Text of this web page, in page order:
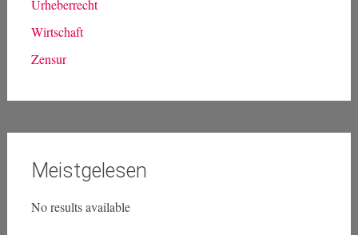
Landtagsarbeit
Landtagswahlen NRW
Medien
Transparenz
Urheberrecht